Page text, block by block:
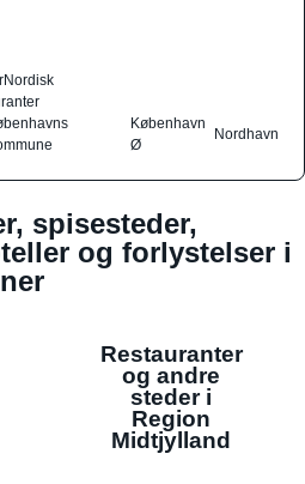
Nordisk
København
Ø
Nordhavn
spisesteder,
og forlystelser i
Restauranter
og andre
steder i
Region
Midtjylland